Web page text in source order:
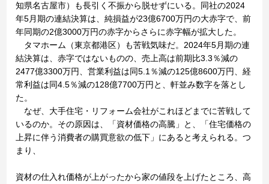
知県名古屋市）も長引く不振から脱せずにいる。同社の2024
年5月期の連結決算は、純損益が23億6700万円の大赤字で、前
年同期の2億3000万円の赤字からさらに赤字幅が拡大した。
タマホーム（東京都港区）も苦戦気味だ。2024年5月期の連
結決算は、赤字ではないものの、売上高は前期比3.3％減の
2477億3300万円、営業利益は同5.1％減の125億8600万円、経
常利益は同4.5％減の128億7700万円と、軒並み数字を落とし
た。
なぜ、大手住宅・リフォーム会社がこれほどまでに苦戦して
いるのか。その原因は、「資材価格の高騰」と、「住宅価格の
上昇に伴う消費者の購買意欲の低下」にあると考えられる。つ
まり、
資材の仕入れ価格が上がったから家の値段を上げたところ、高